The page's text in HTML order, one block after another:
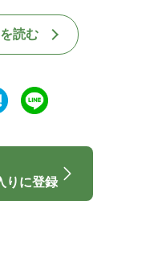
読む
りに登録